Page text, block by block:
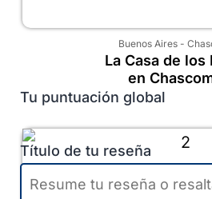
Buenos Aires-
La Casa de los
en
Tu puntuación global
Título de tu reseña